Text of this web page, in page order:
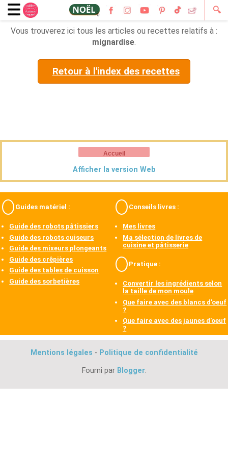
🔍
Vous trouverez ici tous les articles ou recettes relatifs à :
mignardise
Retour à l'index des recettes
Accueil
Afficher la version Web
Guides matériel :
Guide des robots pâtissiers
Guide des robots cuiseurs
Guide des mixeurs plongeants
Guide des crêpières
Guide des tables de cuisson
Guide des sorbetières
Conseils livres :
Mes livres
Ma sélection de livres de
cuisine et pâtisserie
Pratique :
Convertir les ingrédients selon
la taille de mon moule
Que faire avec des blancs d'oeuf
?
Que faire avec des jaunes d'oeuf
?
Mentions légales - Politique de confidentialité
Fourni par Blogger.